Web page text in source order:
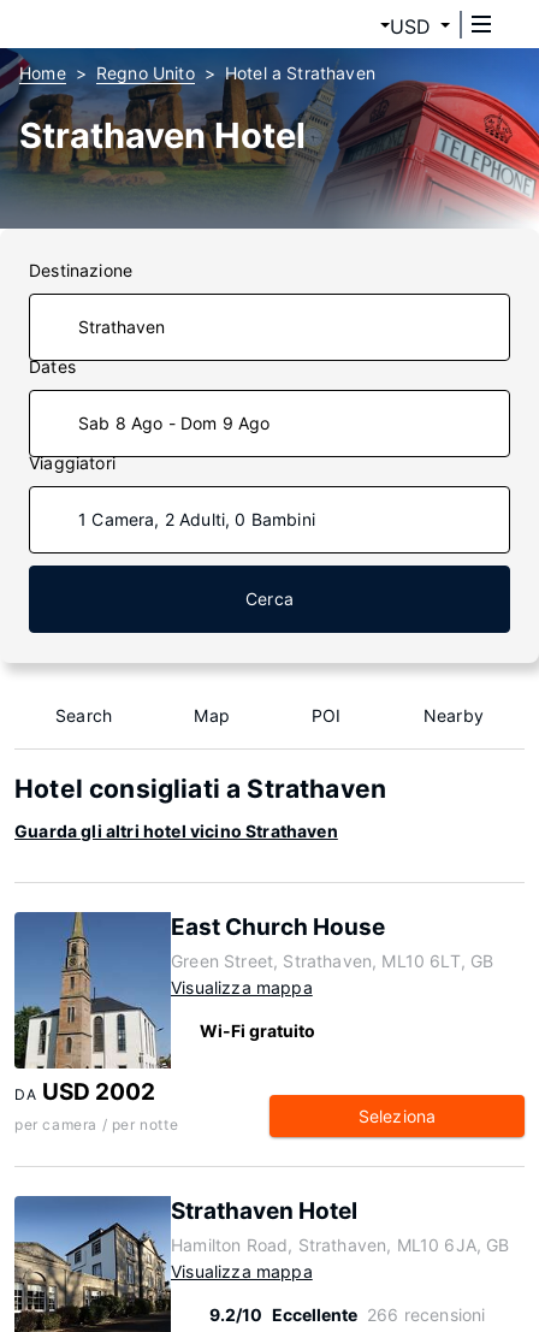
USD
Home Regno Unito Hotel a Strathaven
Strathaven Hotel
Destinazione
Dates
Sab 8 Ago - Dom 9 Ago
Viaggiatori
1 Camera, 2 Adulti, 0 Bambini
Cerca
Search Map POI Nearby
Hotel consigliati a Strathaven
Guarda gli altri hotel vicino Strathaven
East Church House
Green Street, Strathaven, ML10 6LT, GB
Visualizza mappa
Wi-Fi gratuito
DA USD 2002
per camera / per notte Seleziona
Strathaven Hotel
Hamilton Road, Strathaven, ML10 6JA, GB
Visualizza mappa
9.2/10 Eccellente 266 recensioni